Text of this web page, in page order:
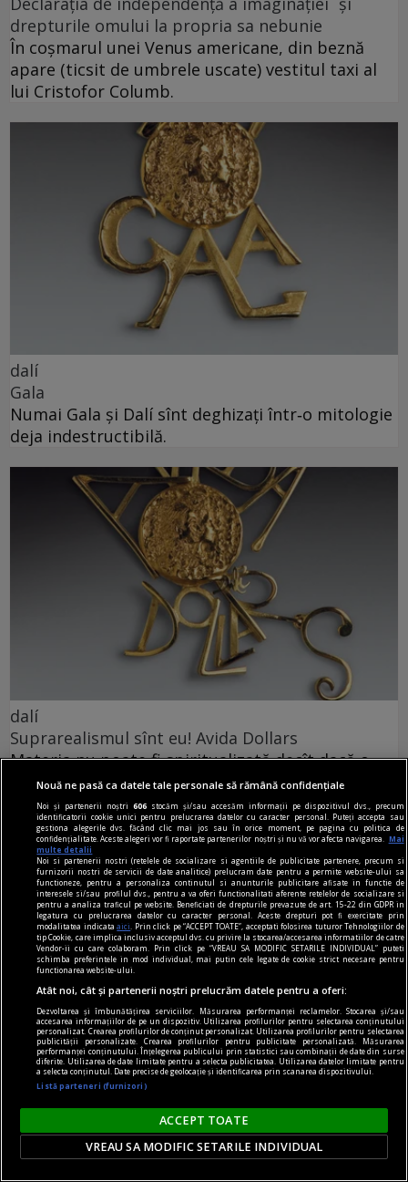
drepturile omului la propria sa nebunie
În coșmarul unei Venus americane, din beznă
apare (ticsit de umbrele uscate) vestitul taxi al
lui Cristofor Columb.
dalí
Gala
Numai Gala și Dalí sînt deghizați într‑o mitologie
deja indestructibilă.
dalí
Suprarealismul sînt eu! Avida Dollars
Materia nu poate fi spiritualizată decît dacă o
torni în aur.
dalí
Viziunea suprarealistă a lumii
Ne aflăm pe versantul opus lucidității gîndului.
Intrăm în ținutul somnului, al tainei, adică în
zona de umbră a vieții.
Nouă ne pasă ca datele tale personale să rămână confidențiale
Noi și partenerii noștri606 stocăm și/sau accesăm informații pe dispozitivul dvs., precum
identificatorii cookie unici pentru prelucrarea datelor cu caracter personal. Puteți accepta sau
gestiona alegerile dvs. făcând clic mai jos sau în orice moment, pe pagina cu politica de
confidențialitate. Aceste alegeri vor fi raportate partenerilor noștri și nu vă vor afecta navigarea.
Mai
multe detalii
Noi si partenerii nostri (retelele de socializare si agentiile de publicitate partenere, precum si
furnizorii nostri de servicii de date analitice) prelucram date pentru a permite website-ului sa
functioneze, pentru a personaliza continutul si anunturile publicitare afisate in functie de
interesele si/sau profilul dvs., pentru a va oferi functionalitati aferente retelelor de socializare si
pentru a analiza traficul pe website. Beneficiati de drepturile prevazute de art. 15-22 din GDPR in
legatura cu prelucrarea datelor cu caracter personal. Aceste drepturi pot fi exercitate prin
modalitatea indicataaici
. Prin click pe “ACCEPT TOATE”, acceptati folosirea tuturor Tehnologiilor de
tip Cookie, care implica inclusiv acceptul dvs. cu privire la stocarea/accesarea informatiilor de catre
Vendor-ii cu care colaboram. Prin click pe “VREAU SA MODIFIC SETARILE INDIVIDUAL” puteti
schimba preferintele in mod individual, mai putin cele legate de cookie strict necesare pentru
functionarea website-ului.
Atât noi, cât și partenerii noștri prelucrăm datele pentru a oferi:
Dezvoltarea și îmbunătățirea serviciilor. Măsurarea performanței reclamelor. Stocarea și/sau
accesarea informațiilor de pe un dispozitiv. Utilizarea profilurilor pentru selectarea conținutului
personalizat. Crearea profilurilor de conținut personalizat. Utilizarea profilurilor pentru selectarea
publicității personalizate. Crearea profilurilor pentru publicitate personalizată. Măsurarea
performanței conținutului. Înțelegerea publicului prin statistici sau combinații de date din surse
diferite. Utilizarea de date limitate pentru a selecta publicitatea. Utilizarea datelor limitate pentru
a selecta conținutul. Date precise de geolocație și identificarea prin scanarea dispozitivului.
Listă parteneri (furnizori)
ACCEPT TOATE
VREAU SA MODIFIC SETARILE INDIVIDUAL